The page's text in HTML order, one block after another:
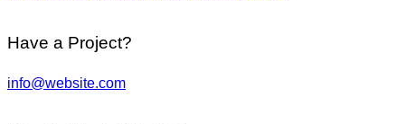
Have a Project?
info@website.com